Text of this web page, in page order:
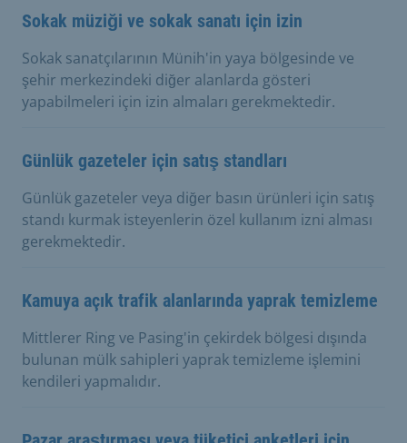
Sokak müziği ve sokak sanatı için izin
Sokak sanatçılarının Münih'in yaya bölgesinde ve
şehir merkezindeki diğer alanlarda gösteri
yapabilmeleri için izin almaları gerekmektedir.
Günlük gazeteler için satış standları
Günlük gazeteler veya diğer basın ürünleri için satış
standı kurmak isteyenlerin özel kullanım izni alması
gerekmektedir.
Kamuya açık trafik alanlarında yaprak temizleme
Mittlerer Ring ve Pasing'in çekirdek bölgesi dışında
bulunan mülk sahipleri yaprak temizleme işlemini
kendileri yapmalıdır.